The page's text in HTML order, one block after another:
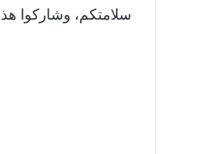
سلامتكم، وشاركوا